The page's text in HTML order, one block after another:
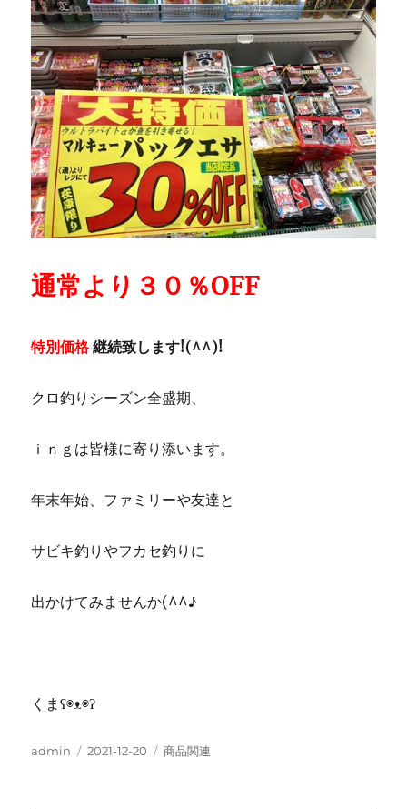
通常より３０％OFF
特別価格継続致します!(^^)!
クロ釣りシーズン全盛期、
ｉｎｇは皆様に寄り添います。
年末年始、ファミリーや友達と
サビキ釣りやフカセ釣りに
出かけてみませんか(^^♪
くまʕ◉ᴥ◉ʔ
投
admin
投
2021-12-20
カ
商品関連